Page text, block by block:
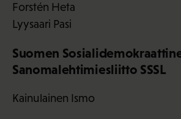
Forstén Heta
Lyysaari Pasi
Suomen
Sanomalehtimiesliitto SSSL
Kainulainen Ismo